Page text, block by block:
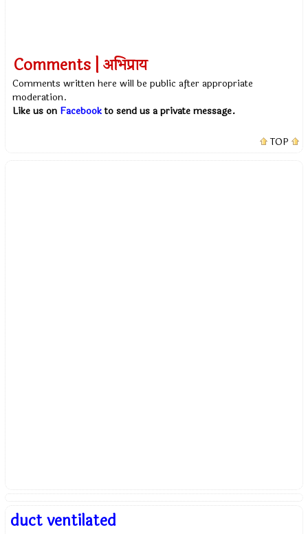
Comments | अभिप्राय
Comments written here will be public after appropriate
moderation.
Like us on Facebookto send us a private message.
TOP
duct ventilated